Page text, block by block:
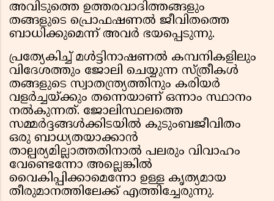
അവിടുത്തെ ഉത്തരവാദിത്തങ്ങളും
തങ്ങളുടെ പ്രൊഫഷണൽ ജീവിതത്തെ
ബാധിക്കുമെന്ന് അവർ ഭയപ്പെടുന്നു.
പ്രത്യേകിച്ച് മൾട്ടിനാഷണൽ കമ്പനികളിലും
വിദേശത്തും ജോലി ചെയ്യുന്ന സ്ത്രീകൾ
തങ്ങളുടെ സ്വാതന്ത്ര്യത്തിനും കരിയർ
വളർച്ചയ്ക്കും തന്നെയാണ് ഒന്നാം സ്ഥാനം
നൽകുന്നത്. ജോലിസ്ഥലത്തെ
സമ്മർദ്ദങ്ങൾക്കിടയിൽ കുടുംബജീവിതം
ഒരു ബാധ്യതയാക്കാൻ
താല്പര്യമില്ലാത്തതിനാൽ പലരും വിവാഹം
വേണ്ടെന്നോ അല്ലെങ്കിൽ
വൈകിപ്പിക്കാമെന്നോ ഉള്ള കൃത്യമായ
തീരുമാനത്തിലേക്ക് എത്തിച്ചേരുന്നു.